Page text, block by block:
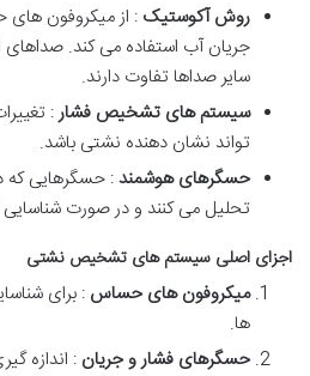
روش آکوستیک : از میکروفون
جریان آب استفاده می کند. صداهای
سایر صداها تفاوت دارند.
سیستم های تشخیص فشار:
تواند نشان دهنده نشتی باشد.
حسگرهای هوشمند: حسگرهایی که
تحلیل می کنند و در صورت
اجزای اصلی سیستم های تشخیص نشتی
میکروفون های حساس : برای
ها.
حسگرهای فشار و جریان : اندازه